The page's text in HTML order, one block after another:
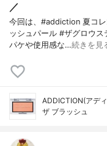
／
今回は、#addiction 夏コ
ッシュパール #ザグロウス
パケや使用感な…続きを見
ADDICTION(アデ
ザ ブラッシュ